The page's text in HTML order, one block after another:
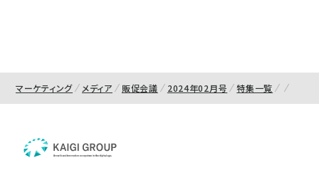
マーケティング メディア 販促会議 2024年02月号 特集一覧